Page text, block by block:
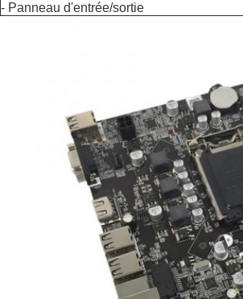
- Panneau d'entrée/sortie